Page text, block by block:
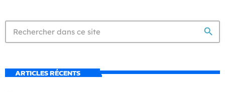
search
ARTICLES RÉCENTS